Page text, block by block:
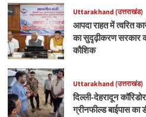
Uttarakhand (उत्तराखंड)
आपदा राहत में त्वरित
का सुदृढ़ीकरण सरकार
कौशिक
Uttarakhand (उत्तराखंड)
दिल्ली-देहरादून
ग्रीनफील्ड बाईपास का